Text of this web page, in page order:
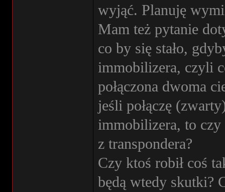
wyjąć. Planuję
Mam też pytanie
co by się stało,
immobilizera, czyli
połączona dwoma
jeśli połączę
immobilizera, to czy
z transpondera?
Czy ktoś robił coś
będą wtedy skutki?